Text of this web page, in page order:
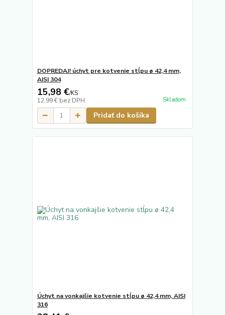
DOPREDAJ! úchyt pre kotvenie stĺpu ø 42,4 mm,
AISI 304
15,98 €/KS
12,99 € bez DPH Skladom
Pridať do košíka
Úchyt na vonkajšie kotvenie stĺpu ø 42,4 mm, AISI
316